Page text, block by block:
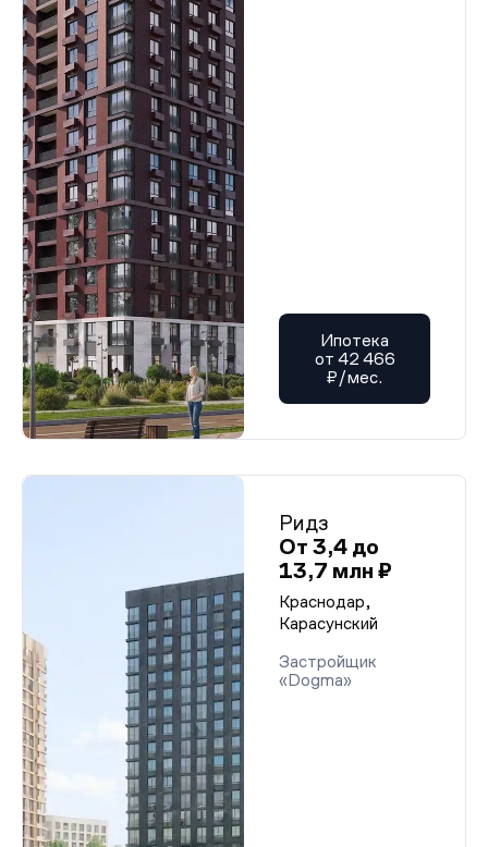
Ипотека
от 42 466
₽/мес.
Ридз
От 3,4 до
13,7 млн ₽
Краснодар,
Карасунский
Застройщик
«Dogma»